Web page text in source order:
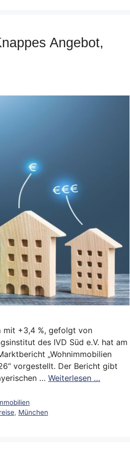
Angebot,
mit +3,4 %, gefolgt von
des IVD Süd e.V. hat am
„Wohnimmobilien
vorgestellt. Der Bericht gibt
… Weiterlesen …
, München